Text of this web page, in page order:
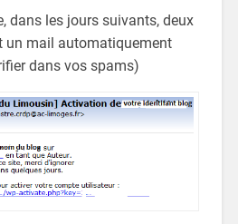
dans les jours suivants, deux
un mail automatiquement
dans vos spams)